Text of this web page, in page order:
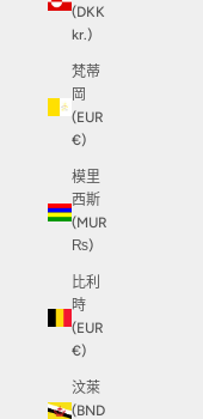
(DKK
kr.)
梵蒂
岡
(EUR
€)
模里
西斯
(MUR
₨)
比利
時
(EUR
€)
汶萊
(BND